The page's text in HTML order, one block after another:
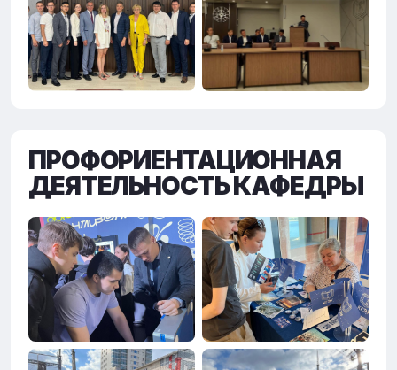
ПРОФОРИЕНТАЦИОННАЯ
ДЕЯТЕЛЬНОСТЬ КАФЕДРЫ